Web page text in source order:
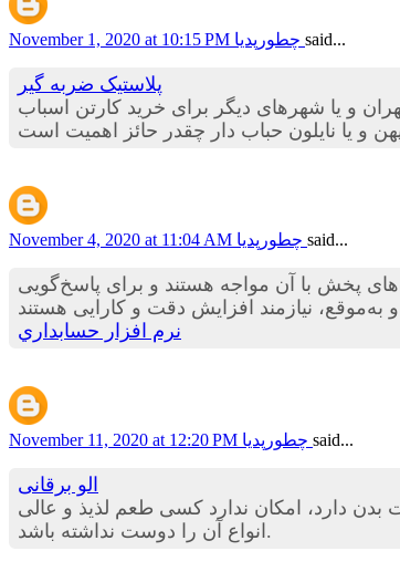
November 1, 2020 at 10:15 PM said...
پلاستیک ضربه گیر
و یا شهرهای دیگر برای خرید کارتن اسباب
و یا نایلون حباب دار چقدر حائز اهمیت است
November 4, 2020 at 11:04 AM said...
پخش با آن مواجه هستند و برای پاسخ‌گویی
نرم افزار حسابداري
November 11, 2020 at 12:20 PM said...
الو برقانی
دارد، امکان ندارد کسی طعم لذیذ و عالی
انواع آن را دوست نداشته باشد.